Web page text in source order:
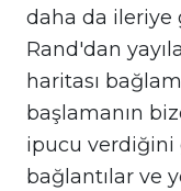
daha da ileriye
Rand'dan
haritası
başlamanın
ipucu verdiğini
bağlantılar ve